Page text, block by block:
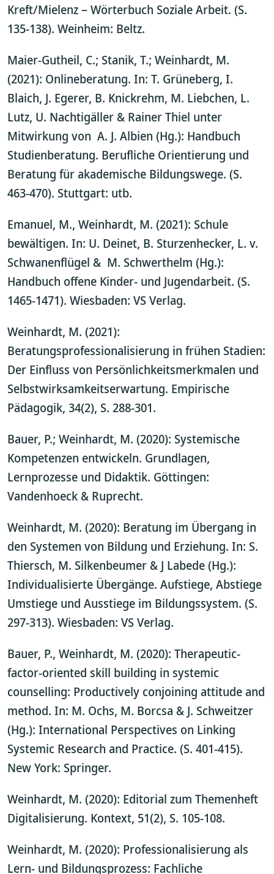
Kreft/Mielenz – Wörterbuch Soziale Arbeit. (S.
135-138). Weinheim: Beltz.
Maier-Gutheil, C.; Stanik, T.; Weinhardt, M.
(2021): Onlineberatung. In: T. Grüneberg, I.
Blaich, J. Egerer, B. Knickrehm, M. Liebchen, L.
Lutz, U. Nachtigäller & Rainer Thiel unter
Mitwirkung von A. J. Albien (Hg.): Handbuch
Studienberatung. Berufliche Orientierung und
Beratung für akademische Bildungswege. (S.
463-470). Stuttgart: utb.
Emanuel, M., Weinhardt, M. (2021): Schule
bewältigen. In: U. Deinet, B. Sturzenhecker, L. v.
Schwanenflügel & M. Schwerthelm (Hg.):
Handbuch offene Kinder- und Jugendarbeit. (S.
1465-1471). Wiesbaden: VS Verlag.
Weinhardt, M. (2021):
Beratungsprofessionalisierung in frühen Stadien:
Der Einfluss von Persönlichkeitsmerkmalen und
Selbstwirksamkeitserwartung. Empirische
Pädagogik, 34(2), S. 288-301.
Bauer, P.; Weinhardt, M. (2020): Systemische
Kompetenzen entwickeln. Grundlagen,
Lernprozesse und Didaktik. Göttingen:
Vandenhoeck & Ruprecht.
Weinhardt, M. (2020): Beratung im Übergang in
den Systemen von Bildung und Erziehung. In: S.
Thiersch, M. Silkenbeumer & J Labede (Hg.):
Individualisierte Übergänge. Aufstiege, Abstiege
Umstiege und Ausstiege im Bildungssystem. (S.
297-313). Wiesbaden: VS Verlag.
Bauer, P., Weinhardt, M. (2020): Therapeutic-
factor-oriented skill building in systemic
counselling: Productively conjoining attitude and
method. In: M. Ochs, M. Borcsa & J. Schweitzer
(Hg.): International Perspectives on Linking
Systemic Research and Practice. (S. 401-415).
New York: Springer.
Weinhardt, M. (2020): Editorial zum Themenheft
Digitalisierung. Kontext, 51(2), S. 105-108.
Weinhardt, M. (2020): Professionalisierung als
Lern- und Bildungsprozess: Fachliche